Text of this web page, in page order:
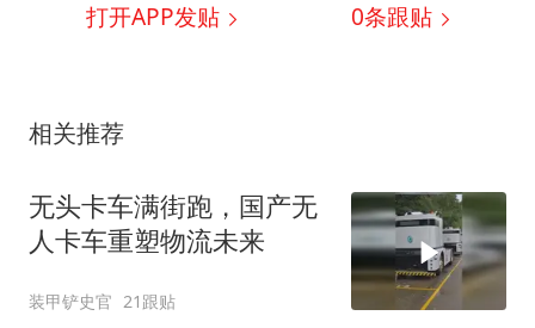
打开APP发贴 0条跟贴
相关推荐
无头卡车满街跑，国产无
人卡车重塑物流未来
装甲铲史官 21跟贴